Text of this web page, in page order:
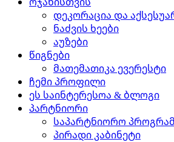
დეკორაცია და
ნაძვის ხეები
აუზები
წიგნები
მათემათიკა ევერესტი
ჩემი პროფილი
ეს საინტერესოა & ბლოგი
პარტნიორი
საპარტნიორო
პირადი კაბინეტი